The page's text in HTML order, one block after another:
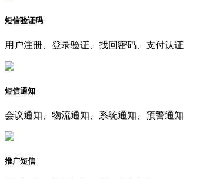
短信验证码
用户注册、登录验证、找回密码、支付认证
短信通知
会议通知、物流通知、系统通知、预警通知
推广短信